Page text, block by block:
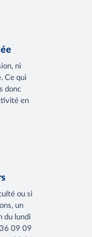
ni
Ce qui
donc
en
ou si
un
du lundi
09 09